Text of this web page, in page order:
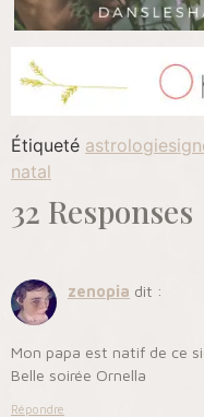
Étiqueté astrologie
natal
32 Responses
zenopia dit :
Mon papa est natif de ce
Belle soirée Ornella
Répondre